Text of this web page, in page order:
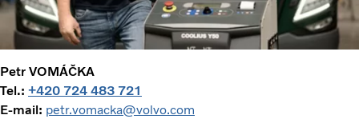
Petr VOMÁČKA
Tel.: +420 724 483 721
E-mail: petr.vomacka@volvo.com